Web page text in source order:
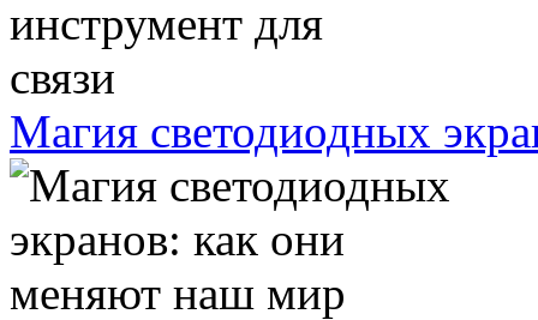
Магия светодиодных